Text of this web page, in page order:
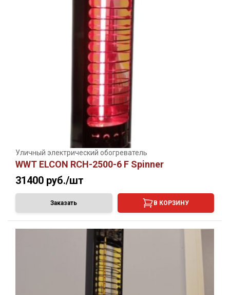
Уличный электрический обогреватель
WWT ELCON RCH-2500-6 F Spinner
31400 руб./шт
Заказать В КОРЗИНУ